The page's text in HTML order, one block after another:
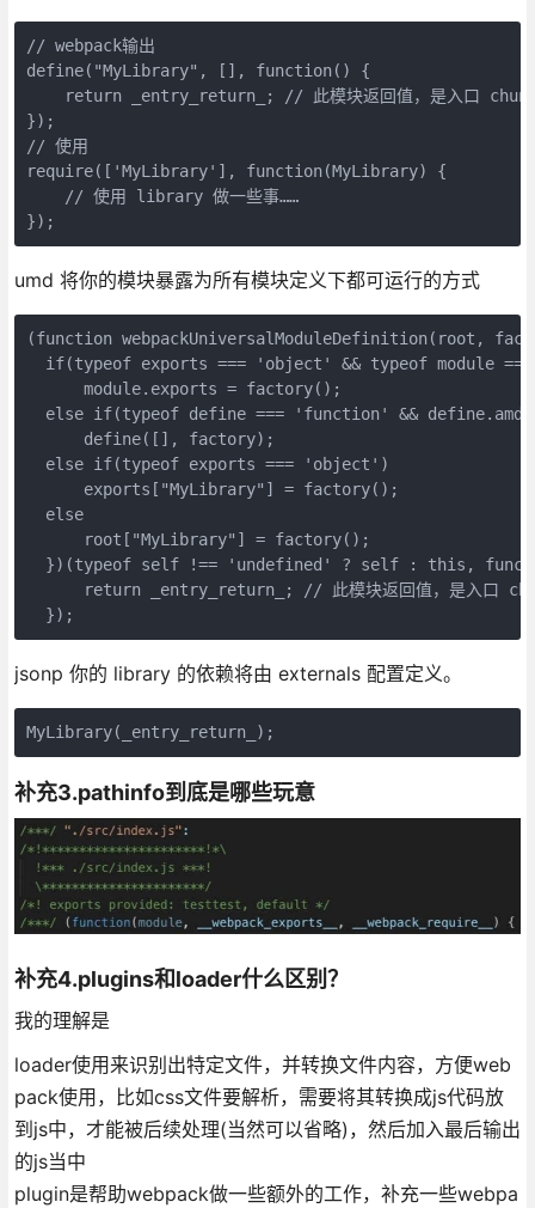
// webpack输出
define("MyLibrary", [], function() {
return _entry_return_; // 此模块返回值，是入口
});
// 使用
require(['MyLibrary'], function(MyLibrary) {
    // 使用 library 做一些事……
});
umd 将你的模块暴露为所有模块定义下都可运行的方式
(function webpackUniversalModuleDefinition(root,
if(typeof exports === 'object' && typeof module
      module.exports = factory();
  else if(typeof define === 'function' && define.amd)
      define([], factory);
  else if(typeof exports === 'object')
      exports["MyLibrary"] = factory();
  else
      root["MyLibrary"] = factory();
})(typeof self !== 'undefined' ? self : this,
return _entry_return_; // 此模块返回值，是入口
  });
jsonp 你的 library 的依赖将由 externals 配置定义。
MyLibrary(_entry_return_);
补充3.pathinfo到底是哪些玩意
补充4.plugins和loader什么区别？
我的理解是
loader使用来识别出特定文件，并转换文件内容，方便web
pack使用，比如css文件要解析，需要将其转换成js代码放
到js中，才能被后续处理(当然可以省略)，然后加入最后输出
的js当中
plugin是帮助webpack做一些额外的工作，补充一些webpa